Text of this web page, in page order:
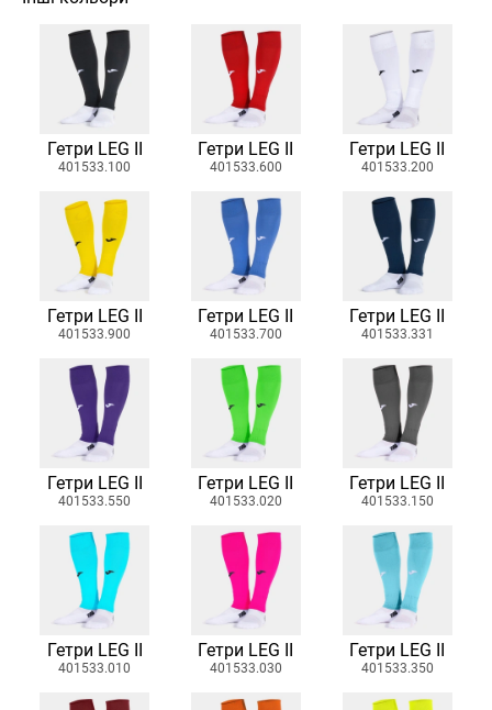
Гетри LEG II
401533.100
Гетри LEG II
401533.600
Гетри LEG II
401533.200
Гетри LEG II
401533.900
Гетри LEG II
401533.700
Гетри LEG II
401533.331
Гетри LEG II
401533.550
Гетри LEG II
401533.020
Гетри LEG II
401533.150
Гетри LEG II
401533.010
Гетри LEG II
401533.030
Гетри LEG II
401533.350